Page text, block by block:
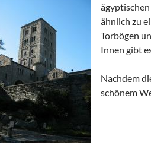
ähnlich zu
Torbögen
Innen gibt
Nachdem
schönem